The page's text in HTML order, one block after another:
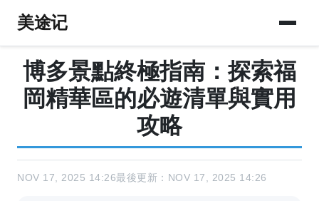
美途记
博多景點終極指南：探索福
岡精華區的必遊清單與實用
攻略
NOV 17, 2025 14:26最後更新：NOV 17, 2025 14:26